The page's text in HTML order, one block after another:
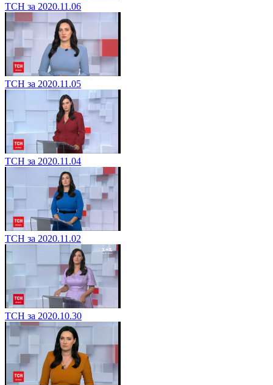
ТСН за 2020.11.06
ТСН за 2020.11.05
ТСН за 2020.11.04
ТСН за 2020.11.02
ТСН за 2020.10.30